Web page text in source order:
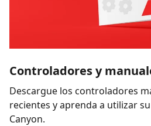
Controladores y
Descargue los controladores
recientes y aprenda a utilizar
Canyon.